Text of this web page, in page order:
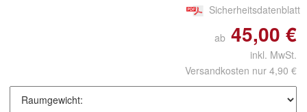
Sicherheitsdatenblatt
ab 45,00 €
inkl. MwSt.
Versandkosten nur 4,90 €